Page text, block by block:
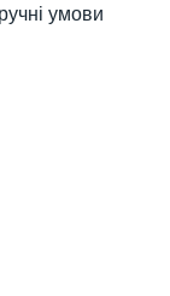
умови